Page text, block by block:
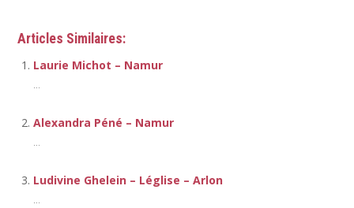
Articles Similaires:
Laurie Michot – Namur
...
Alexandra Péné – Namur
...
Ludivine Ghelein – Léglise – Arlon
...